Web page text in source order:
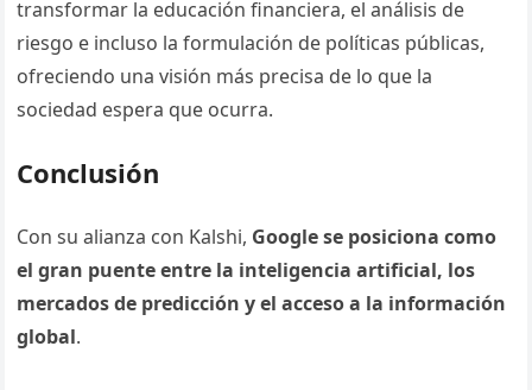
transformar la educación financiera, el análisis de
riesgo e incluso la formulación de políticas públicas,
ofreciendo una visión más precisa de lo que la
sociedad espera que ocurra.
Conclusión
Con su alianza con Kalshi, Google se posiciona como
el gran puente entre la inteligencia artificial, los
mercados de predicción y el acceso a la información
global.